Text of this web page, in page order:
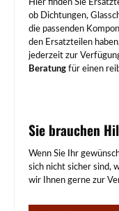
Hier finden Sie
ob Dichtungen,
die passenden
den Ersatzteilen
jederzeit zur
Beratung für einen
Sie brauchen
Wenn Sie Ihr
sich nicht sicher sind,
wir Ihnen gerne zur